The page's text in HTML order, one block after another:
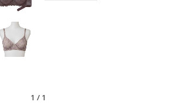
1 / 1